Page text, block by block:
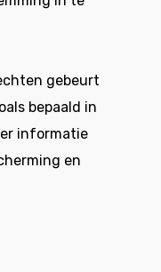
gebeurt
bepaald in
informatie
en